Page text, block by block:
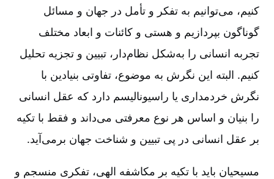
کنیم‌، می‌توانیم به تفکر و تأمل در جهان و مسائل
گوناگون بپردازیم و هستی و کائنات و ابعاد مختلف
تجربه انسانی را به‌شکل نظام‌دار، تبیین و تجزیه تحلیل
کنیم‌. البته این نگرش به موضوع‌، تفاوتی بنیادین با
نگرش خردمداری یا راسیونالیسم دارد که عقل انسانی
را بنیان و اساس هر نوع معرفتی می‌داند و فقط با تکیه
بر عقل انسانی در پی تبیین و شناخت جهان برمی‌آید.
مسیحیان باید با تکیه بر مکاشفه الهی‌، تفکری منسجم و